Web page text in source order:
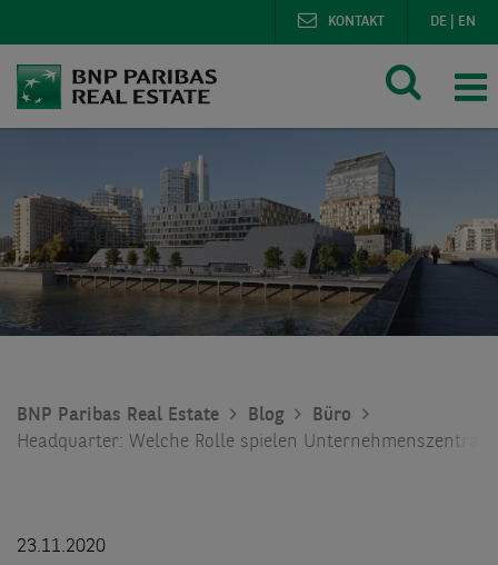
DE EN
KONTAKT
BNP Paribas Real Estate Blog
Büro
Headquarter: Welche Rolle spielen
23.11.2020